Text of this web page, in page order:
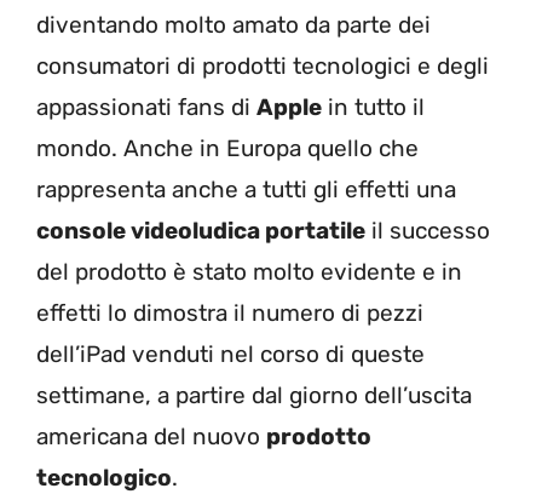
diventando molto amato da parte dei
consumatori di prodotti tecnologici e degli
appassionati fans di Apple in tutto il
mondo. Anche in Europa quello che
rappresenta anche a tutti gli effetti una
console videoludica portatile il successo
del prodotto è stato molto evidente e in
effetti lo dimostra il numero di pezzi
dell’iPad venduti nel corso di queste
settimane, a partire dal giorno dell’uscita
americana del nuovo prodotto
tecnologico.